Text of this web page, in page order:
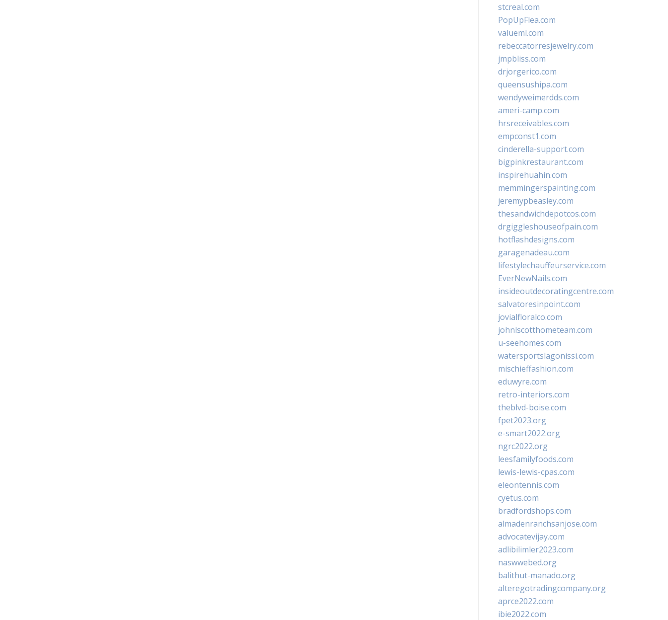
stcreal.com
PopUpFlea.com
valueml.com
rebeccatorresjewelry.com
jmpbliss.com
drjorgerico.com
queensushipa.com
wendyweimerdds.com
ameri-camp.com
hrsreceivables.com
empconst1.com
cinderella-support.com
bigpinkrestaurant.com
inspirehuahin.com
memmingerspainting.com
jeremypbeasley.com
thesandwichdepotcos.com
drgiggleshouseofpain.com
hotflashdesigns.com
garagenadeau.com
lifestylechauffeurservice.com
EverNewNails.com
insideoutdecoratingcentre.com
salvatoresinpoint.com
jovialfloralco.com
johnlscotthometeam.com
u-seehomes.com
watersportslagonissi.com
mischieffashion.com
eduwyre.com
retro-interiors.com
theblvd-boise.com
fpet2023.org
e-smart2022.org
ngrc2022.org
leesfamilyfoods.com
lewis-lewis-cpas.com
eleontennis.com
cyetus.com
bradfordshops.com
almadenranchsanjose.com
advocatevijay.com
adlibilimler2023.com
naswwebed.org
balithut-manado.org
alteregotradingcompany.org
aprce2022.com
ibie2022.com